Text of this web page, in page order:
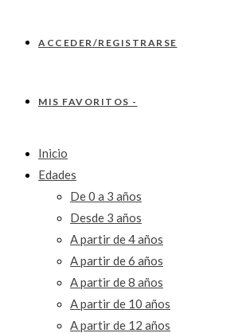
ACCEDER/REGISTRARSE
MIS FAVORITOS -
Inicio
Edades
De 0 a 3 años
Desde 3 años
A partir de 4 años
A partir de 6 años
A partir de 8 años
A partir de 10 años
A partir de 12 años